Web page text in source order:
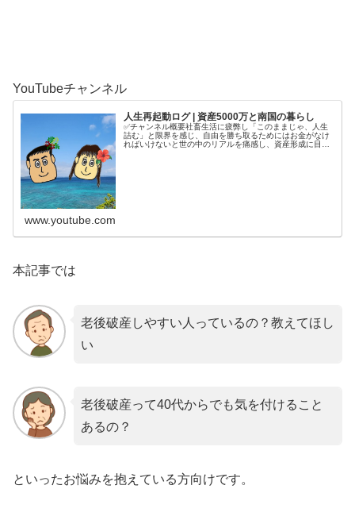
YouTubeチャンネル
人生再起動ログ | 資産5000万と南国の暮らし
✅チャンネル概要社畜生活に疲弊し「このままじゃ、人生
詰む」と限界を感じ、自由を勝ち取るためにはお金がなけ
ればいけないと世の中のリアルを痛感し、資産形成に目覚
www.youtube.com
本記事では
老後破産しやすい人っているの？教えてほし
い
老後破産って40代からでも気を付けること
あるの？
といったお悩みを抱えている方向けです。